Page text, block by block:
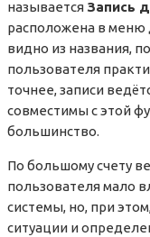
называется Запись
расположена в меню
видно из названия,
пользователя
точнее, записи
совместимы с этой
большинство.
По большому счету
пользователя мало
системы, но, при
ситуации и